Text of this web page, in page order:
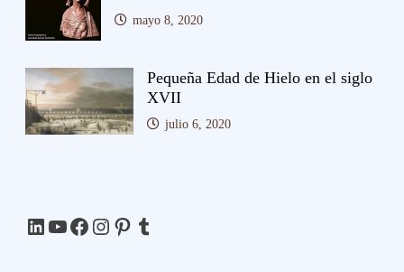
mayo 8, 2020
Pequeña Edad de Hielo en el siglo
XVII
julio 6, 2020
LinkedIn
YouTube
Facebook
Instagram
Pinterest
Tumblr